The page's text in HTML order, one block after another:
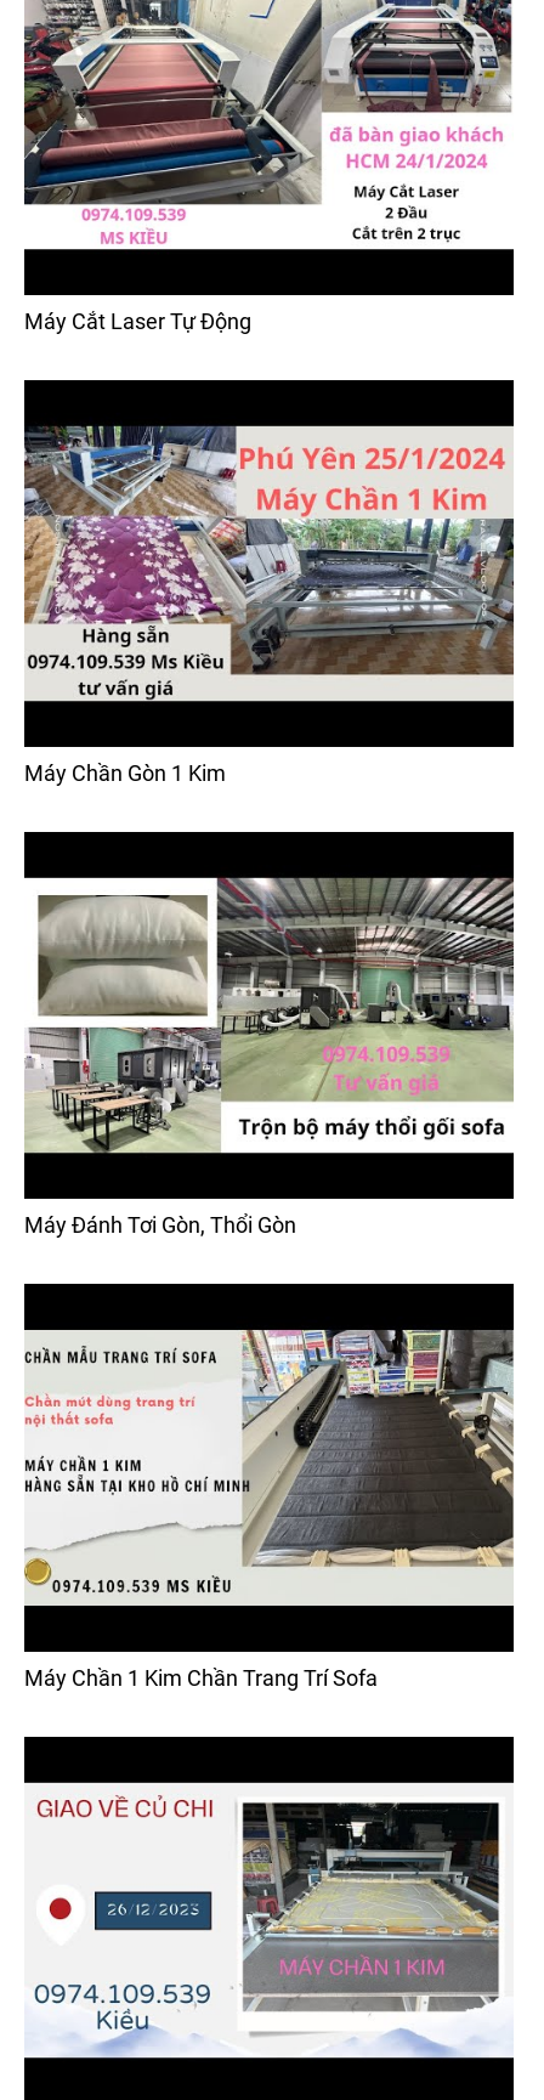
Máy Cắt Laser Tự Động
Máy Chần Gòn 1 Kim
Máy Đánh Tơi Gòn, Thổi Gòn
Máy Chần 1 Kim Chần Trang Trí Sofa